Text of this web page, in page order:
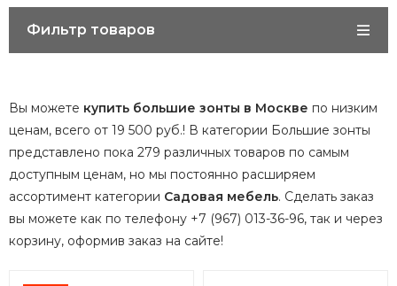
Фильтр товаров
Вы можете купить большие зонты в Москве по низким
ценам, всего от 19 500 руб.! В категории Большие зонты
представлено пока 279 различных товаров по самым
доступным ценам, но мы постоянно расширяем
ассортимент категории Садовая мебель. Сделать заказ
вы можете как по телефону +7 (967) 013-36-96, так и через
корзину, оформив заказ на сайте!